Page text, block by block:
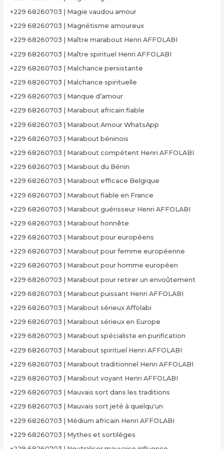
+229 68260703 | Magie vaudou amour
+229 68260703 | Magnétisme amoureux
+229 68260703 | Maître marabout Henri AFFOLABI
+229 68260703 | Maître spirituel Henri AFFOLABI
+229 68260703 | Malchance persistante
+229 68260703 | Malchance spirituelle
+229 68260703 | Manque d’amour
+229 68260703 | Marabout africain fiable
+229 68260703 | Marabout Amour WhatsApp
+229 68260703 | Marabout béninois
+229 68260703 | Marabout compétent Henri AFFOLABI
+229 68260703 | Marabout du Bénin
+229 68260703 | Marabout efficace Belgique
+229 68260703 | Marabout fiable en France
+229 68260703 | Marabout guérisseur Henri AFFOLABI
+229 68260703 | Marabout honnête
+229 68260703 | Marabout pour européens
+229 68260703 | Marabout pour femme européenne
+229 68260703 | Marabout pour homme européen
+229 68260703 | Marabout pour retirer un envoûtement
+229 68260703 | Marabout puissant Henri AFFOLABI
+229 68260703 | Marabout sérieux Affolabi
+229 68260703 | Marabout sérieux en Europe
+229 68260703 | Marabout spécialiste en purification
+229 68260703 | Marabout spirituel Henri AFFOLABI
+229 68260703 | Marabout traditionnel Henri AFFOLABI
+229 68260703 | Marabout voyant Henri AFFOLABI
+229 68260703 | Mauvais sort dans les traditions
+229 68260703 | Mauvais sort jeté à quelqu'un
+229 68260703 | Médium africain Henri AFFOLABI
+229 68260703 | Mythes et sortilèges